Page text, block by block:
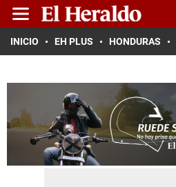
INICIO EH PLUS HONDURAS